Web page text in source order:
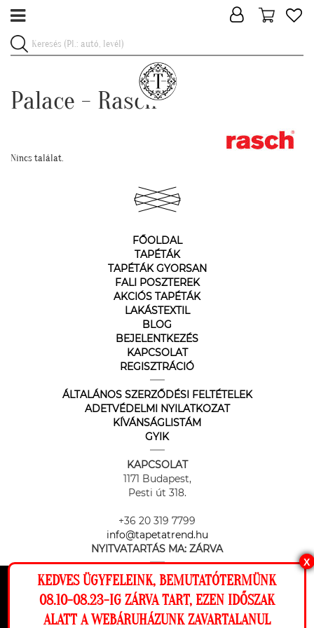
Ez a weboldal cookie-kat használ, hogy a
lehető legjobb élményt nyújtsa honlapunkon.
Palace - Rasch
Nincs találat.
FŐOLDAL
TAPÉTÁK
TAPÉTÁK GYORSAN
FALI POSZTEREK
AKCIÓS TAPÉTÁK
LAKÁSTEXTIL
BLOG
BEJELENTKEZÉS
KAPCSOLAT
REGISZTRÁCIÓ
ÁLTALÁNOS SZERZŐDÉSI FELTÉTELEK
ADETVÉDELMI NYILATKOZAT
KÍVÁNSÁGLISTÁM
GYIK
KAPCSOLAT
1171 Budapest,
Pesti út 318.
+36 20 319 7799
info@tapetatrend.hu
NYITVATARTÁS MA: ZÁRVA
X
KEDVES ÜGYFELEINK, BEMUTATÓTERMÜNK
08.10-08.23-IG ZÁRVA TART, EZEN IDŐSZAK
ALATT A WEBÁRUHÁZUNK ZAVARTALANUL